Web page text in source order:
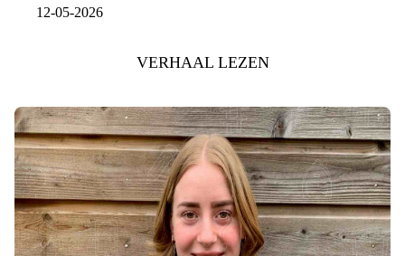
12-05-2026
VERHAAL LEZEN